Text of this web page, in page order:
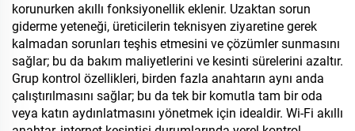
korunurken akıllı fonksiyonellik eklenir. Uzaktan sorun
giderme yeteneği, üreticilerin teknisyen ziyaretine gerek
kalmadan sorunları teşhis etmesini ve çözümler sunmasını
sağlar; bu da bakım maliyetlerini ve kesinti sürelerini azaltır.
Grup kontrol özellikleri, birden fazla anahtarın aynı anda
çalıştırılmasını sağlar; bu da tek bir komutla tam bir oda
veya katın aydınlatmasını yönetmek için idealdir. Wi-Fi akıllı